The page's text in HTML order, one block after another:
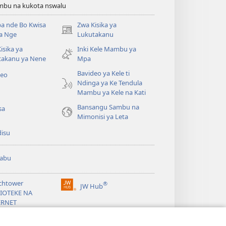
na kukota nswalu
nde Bo Kwisa
Nge
Zwa Kisika ya
Lukutakanu
(ke
lutiti
ya
ya Nene
Inki Kele Mambu ya
Mpa
Bavideo ya Kele ti
Ndinga ya Ke Tendula
Mambu ya Kele na Kati
Bansangu Sambu na
Mimonisi ya Leta
NA
JW Hub®
(ke
lutiti